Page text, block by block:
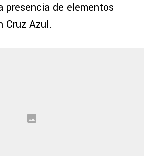
presencia de elementos
Cruz Azul.